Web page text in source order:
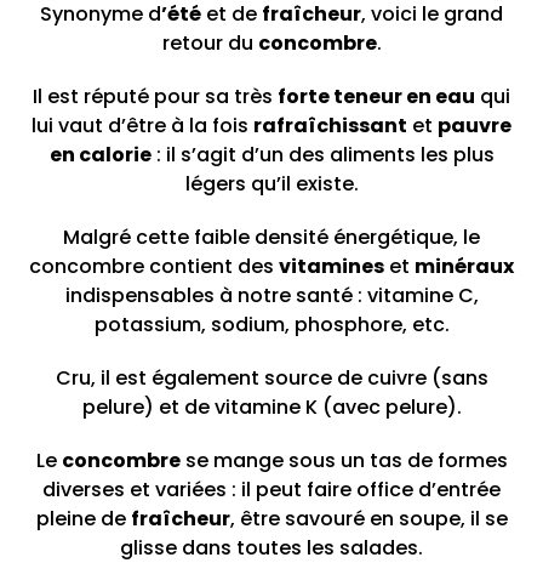
Synonyme d’été et de fraîcheur, voici le grand
retour du concombre.
Il est réputé pour sa très forte teneur en eau qui
lui vaut d’être à la fois rafraîchissant et pauvre
en calorie: il s’agit d’un des aliments les plus
légers qu’il existe.
Malgré cette faible densité énergétique, le
concombre contient des vitamines et minéraux
indispensables à notre santé : vitamine C,
potassium, sodium, phosphore, etc.
Cru, il est également source de cuivre (sans
pelure) et de vitamine K (avec pelure).
Le concombrese mange sous un tas de formes
diverses et variées : il peut faire office d’entrée
pleine de fraîcheur, être savouré en soupe, il se
glisse dans toutes les salades.